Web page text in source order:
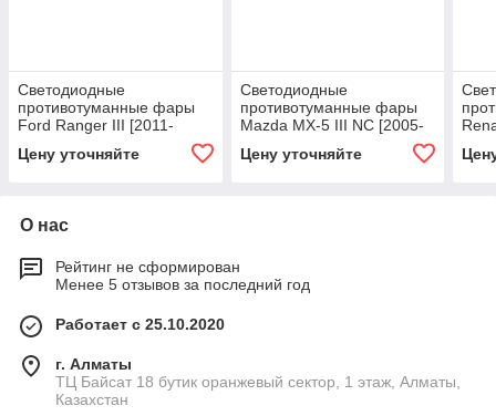
Светодиодные
противотуманные фары
Ford Ranger III [2011-
Цену уточняйте
Светодиодные
противотуманные фары
Mazda MX-5 III NC [2005-
Цену уточняйте
О нас
Рейтинг не сформирован
Менее 5 отзывов за последний год
Работает с 25.10.2020
г. Алматы
ТЦ Байсат 18 бутик оранжевый сектор, 1 этаж, Алматы,
Казахстан